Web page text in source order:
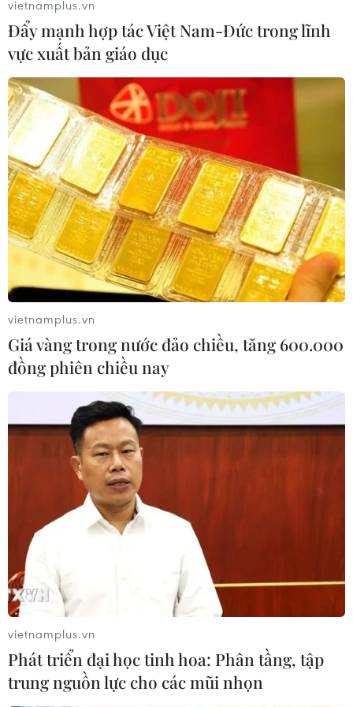
vietnamplus.vn
Đẩy mạnh hợp tác Việt Nam-Đức trong lĩnh
vực xuất bản giáo dục
vietnamplus.vn
Giá vàng trong nước đảo chiều, tăng 600.000
đồng phiên chiều nay
vietnamplus.vn
Phát triển đại học tinh hoa: Phân tầng, tập
trung nguồn lực cho các mũi nhọn